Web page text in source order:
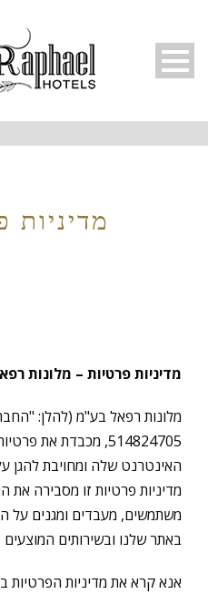
מדיניות
מדיניות פרטיות – מלונות
מלונות רפאל בע"מ (להלן:
514824705, מכבדת
האינטרנט שלה ומחויבת להגן
מדיניות פרטיות זו מסבירה את
משתמשים, מעבדים ומגנים על
באתר שלנו ובשירותים המוצעים
אנא קרא את מדיניות הפרטיות